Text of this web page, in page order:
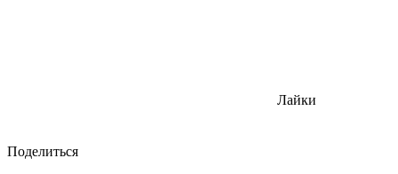
Лайки
Поделиться